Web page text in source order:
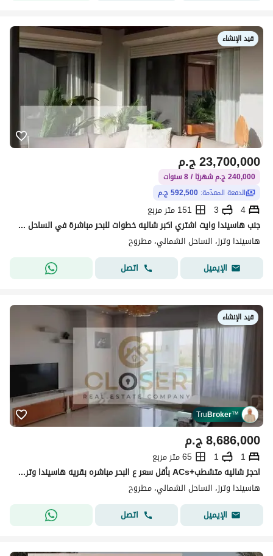
قيد الإنشاء
ج.م23,700,000
240,000 ج.م شهريًا / 8 سنوات
الدفعة المقدّمة: 592,500 ج.م
4
3
151 متر مربع
جنب هاسيندا وايت اشتري اكبر شاليه خطوات للبحر مباشرة في الساحل من Hacienda
هاسيندا وترز، الساحل الشمالي، مطروح
الإيميل
اتصل
قيد الإنشاء
TruBroker™
ج.م8,686,000
1
1
65 متر مربع
احجز شاليه متشطب+ACs بأقل سعر ع البحر مباشره بقريه هاسيندا وترز الساحل الشمالي
هاسيندا وترز، الساحل الشمالي، مطروح
الإيميل
اتصل